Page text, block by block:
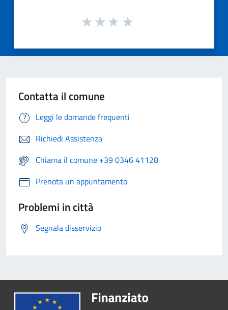
Contatta il comune
Leggi le domande frequenti
Richiedi Assistenza
Chiama il comune +39 0346 41128
Prenota un appuntamento
Problemi in città
Segnala disservizio